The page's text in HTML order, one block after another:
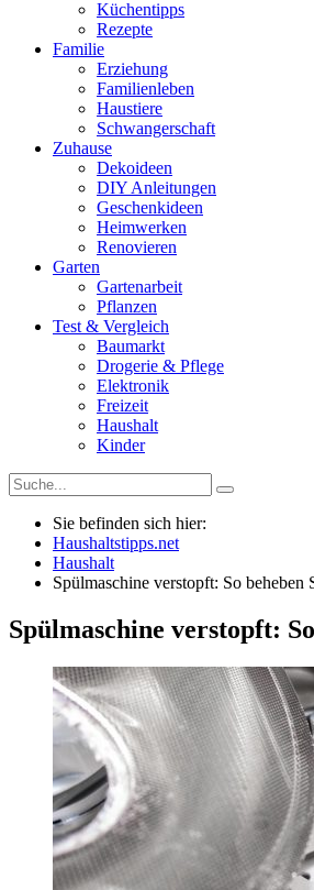
Küchentipps
Rezepte
Familie
Erziehung
Familienleben
Haustiere
Schwangerschaft
Zuhause
Dekoideen
DIY Anleitungen
Geschenkideen
Heimwerken
Renovieren
Garten
Gartenarbeit
Pflanzen
Test & Vergleich
Baumarkt
Drogerie & Pflege
Elektronik
Freizeit
Haushalt
Kinder
Sie befinden sich hier:
Haushaltstipps.net
Haushalt
Spülmaschine verstopft: So beheben
Spülmaschine verstopft: